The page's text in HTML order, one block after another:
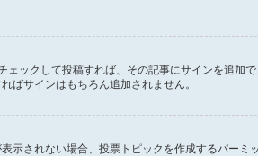
ックして投稿すれば、その記事にサインを追加
ばサインはもちろん追加されません。
示されない場合、投票トピックを作成するパーミ